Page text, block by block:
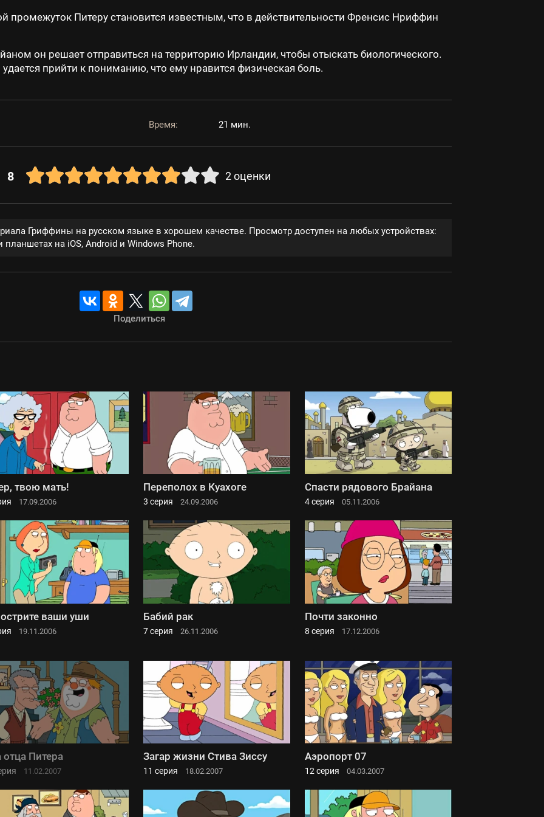
Питеру становится известным, что в действительности Френсис Нриффин
он решает отправиться на территорию Ирландии, чтобы отыскать биологического.
прийти к пониманию, что ему нравится физическая боль.
Время: 21 мин.
8 2 оценки
Гриффины на русском языке в хорошем качестве. Просмотр доступен на любых устройствах:
на iOS, Android и Windows Phone.
Поделиться
твою мать!
17.09.2006
Переполох в Куахоге
3 серия 24.09.2006
Спасти рядового Брайана
4 серия 05.11.2006
ваши уши
19.11.2006
Бабий рак
7 серия 26.11.2006
Почти законно
8 серия 17.12.2006
Питера
11.02.2007
Загар жизни Стива Зиссу
11 серия 18.02.2007
Аэропорт 07
12 серия 04.03.2007